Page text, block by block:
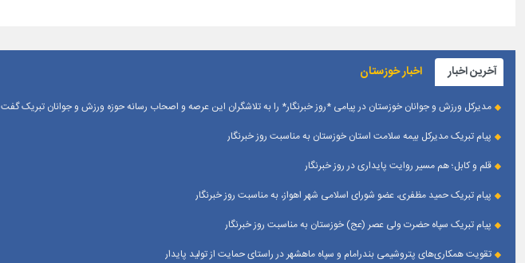
آخرین اخبار اخبار خوزستان
مدیرکل ورزش و جوانان خوزستان در پیامی *روز خبرنگار* را به تلاشگران این عرصه و اصحاب رسانه حوزه ورزش و جوانان تبریک گفت
پیام تبریک مدیرکل بیمه سلامت استان خوزستان به مناسبت روز خبرنگار
قلم و کابل؛ هم مسیر روایت پایداری در روز خبرنگار
پیام تبریک حمید مظفری، عضو شورای اسلامی شهر اهواز، به مناسبت روز خبرنگار
پیام تبریک سپاه حضرت ولی عصر (عج) خوزستان به مناسبت روز خبرنگار
تقویت همکاری‌های پتروشیمی بندرامام و سپاه ماهشهر در راستای حمایت از تولید پایدار